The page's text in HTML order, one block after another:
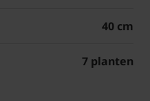
40 cm
7 planten